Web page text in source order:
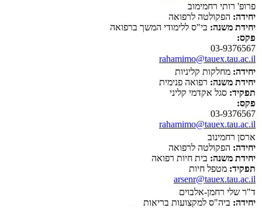
פרופ' רותי רחמימוב
יחידה: הפקולטה לרפואה
יחידת משנה: בי"ס ללימודי המשך ברפואה
פקס:
03-9376567
rahamimo@tauex.tau.ac.il
יחידה: מחלקות קליניות
יחידת משנה: רפואה פנימית
תפקיד: סגל אקדמי קליני
פקס:
03-9376567
rahamimo@tauex.tau.ac.il
ארסן רחמינוב
יחידה: הפקולטה לרפואה
יחידת משנה: בית חיות רפואה
תפקיד: מטפל חיות
arsenr@tauex.tau.ac.il
ד"ר שלי רחמן-אלבוים
יחידה: ביה"ס למקצועות בריאות